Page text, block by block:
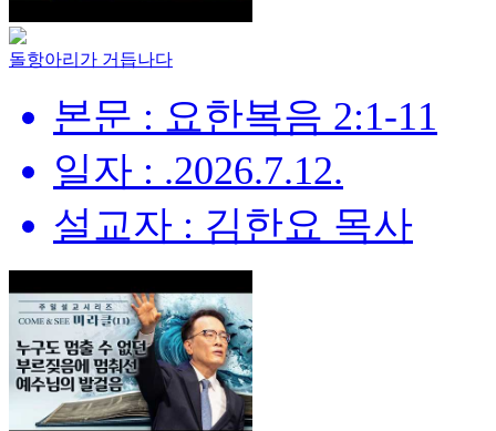
돌항아리가 거듭나다
본문 : 요한복음 2:1-11
일자 : .2026.7.12.
설교자 : 김한요 목사